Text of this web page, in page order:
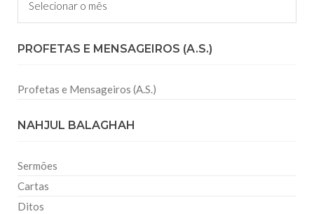
PROFETAS E MENSAGEIROS (A.S.)
Profetas e Mensageiros (A.S.)
NAHJUL BALAGHAH
Sermões
Cartas
Ditos